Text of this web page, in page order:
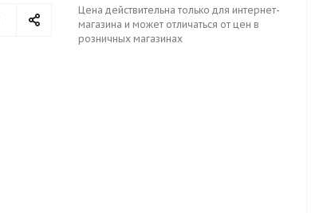
Цена действительна только для интернет-
магазина и может отличаться от цен в
розничных магазинах